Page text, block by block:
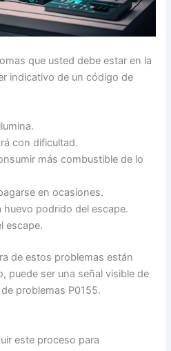
que usted debe estar en la
indicativo de un código de
con dificultad.
más combustible de lo
en ocasiones.
huevo podrido del escape.
escape.
de estos problemas están
puede ser una señal visible de
problemas P0155.
este proceso para